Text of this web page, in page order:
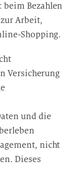
Bezahlen
Arbeit,
Shopping.
Versicherung
und die
nicht
Dieses